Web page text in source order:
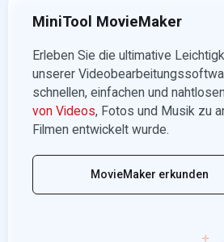
MiniTool MovieMaker
Erleben Sie die ultimative
unserer
schnellen, einfachen und nahtlosen
von Videos, Fotos und Musik zu
Filmen entwickelt wurde.
MovieMaker erkunden